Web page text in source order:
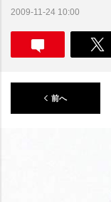
2009-11-24 10:00
前へ